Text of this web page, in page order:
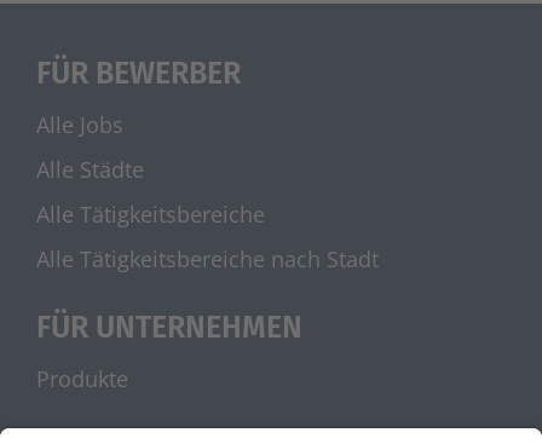
FÜR BEWERBER
Alle Jobs
Alle Städte
Alle Tätigkeitsbereiche
Alle Tätigkeitsbereiche nach Stadt
FÜR UNTERNEHMEN
Produkte